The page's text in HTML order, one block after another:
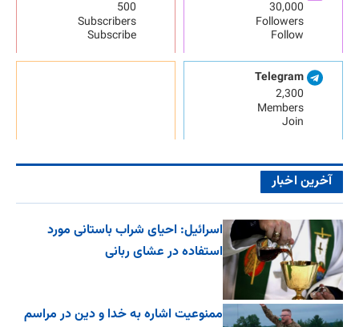
30,000
Followers
Follow
500
Subscribers
Subscribe
Telegram
2,300
Members
Join
آخرین اخبار
اسرائیل: احیای شراب باستانی مورد
استفاده در عشای ربانی
ممنوعیت اشاره به خدا و دین در مراسم